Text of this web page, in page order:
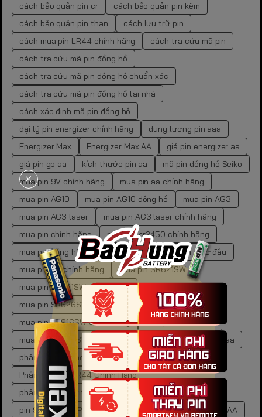
cách bảo quản pin cr
cách bảo quản pin kẽm
cách bảo quản pin than
cách lưu trữ pin
cách mua pin LR44 chính hãng
cách tra cứu mã pin
cách tra cứu mã pin đồng hồ
cách tra cứu mã pin đồng hồ chuẩn xác
cách tra cứu mã pin đồng hồ tại nhà
cách xác định mã pin đồng hồ
đại lý pin energizer chính hãng
dung lượng pin aaa
Energizer Max
Energizer Max AA
giá pin energizer aa
giá pin gp aa
kích thước pin aa
mã pin đồng hồ Seiko
mua pin 9V chính hãng
mua pin aa chính hãng
mua pin AG10
mua pin AG10 đồng hồ
mua pin AG3
mua pin AG3 laser
mua pin AG3 laser chính hãng
mua pin chính hãng
mua pin cr2450 chính hãng
mua pin đồng hồ Seiko chính hãng
mua pin gp ở đâu
mua pin LR chính hãng
mua pin SR621SW
mua pin SR621SW chính hãng
mua pin SR626SW chính hãng
mua pin SR916SW
mua pin SR916SW chính hãng
mua pin SR920SW
mua pin SR920SW chính hãng
phân biệt pin aa và aaa
phân biệt pin energizer thật giả
Phân Biệt Pin LR44 Chính Hãng
phân biệt pin oxit bạc và kiềm
pin 9V
pin 9V Alkaline Panasonic
pin 9V chính hãng
pin AA